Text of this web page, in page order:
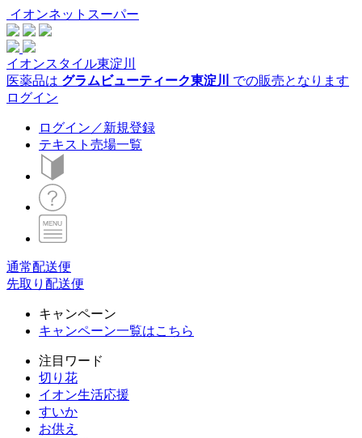
イオンネットスーパー
イオンスタイル東淀川
医薬品は グラムビューティーク東淀川
での販売となります
ログイン
ログイン／新規登録
テキスト売場一覧
通常配送便
先取り配送便
キャンペーン
キャンペーン一覧はこちら
注目ワード
切り花
イオン生活応援
すいか
お供え